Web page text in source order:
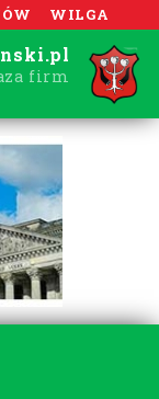
WILGA
firm